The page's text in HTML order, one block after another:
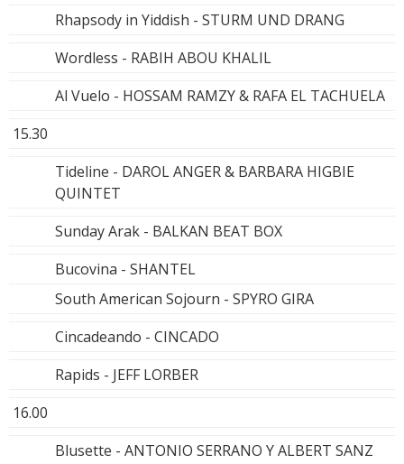
Rhapsody in Yiddish - STURM UND DRANG
Wordless - RABIH ABOU KHALIL
Al Vuelo - HOSSAM RAMZY & RAFA EL TACHUELA
15.30
Tideline - DAROL ANGER & BARBARA HIGBIE
QUINTET
Sunday Arak - BALKAN BEAT BOX
Bucovina - SHANTEL
South American Sojourn - SPYRO GIRA
Cincadeando - CINCADO
Rapids - JEFF LORBER
16.00
Blusette - ANTONIO SERRANO Y ALBERT SANZ